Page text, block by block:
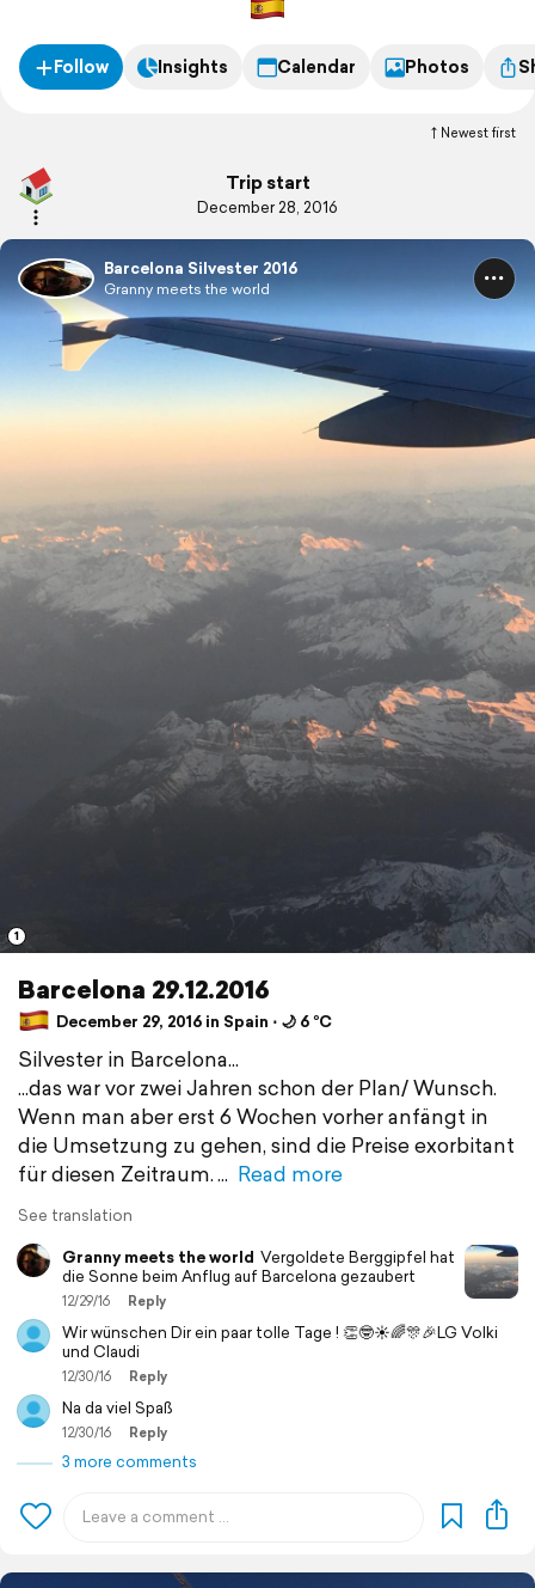
Follow Insights Calendar Photos
Newest first
Trip start
December 28, 2016
Barcelona Silvester 2016
Granny meets the world
1
Barcelona 29.12.2016
December 29, 2016 in Spain ⋅ 🌙 6 °C
Silvester in Barcelona...
...das war vor zwei Jahren schon der Plan/ Wunsch.
Wenn man aber erst 6 Wochen vorher anfängt in
die Umsetzung zu gehen, sind die Preise exorbitant
für diesen Zeitraum.
Read more
See translation
Granny meets the world Vergoldete Berggipfel hat
die Sonne beim Anflug auf Barcelona gezaubert
12/29/16 Reply
Wir wünschen Dir ein paar tolle Tage ! 👏🤓☀️🌈🎊🎉LG Volki
und Claudi
12/30/16 Reply
Na da viel Spaß
12/30/16 Reply
3 more comments